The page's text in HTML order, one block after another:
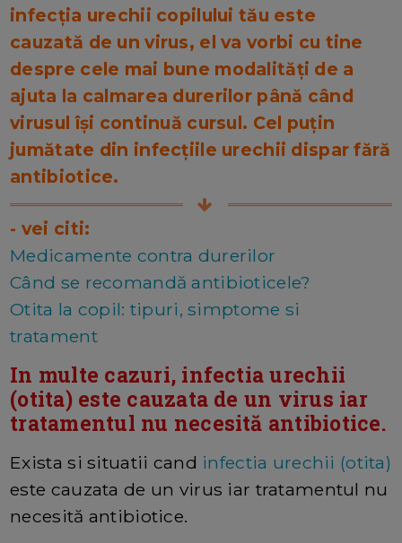
infecția urechii copilului tău este
cauzată de un virus, el va vorbi cu tine
despre cele mai bune modalități de a
ajuta la calmarea durerilor până când
virusul își continuă cursul. Cel puțin
jumătate din infecțiile urechii dispar fără
antibiotice.
- vei citi:
Medicamente contra durerilor
Când se recomandă antibioticele?
Otita la copil: tipuri, simptome si
tratament
In multe cazuri, infectia urechii
(otita) este cauzata de un virus iar
tratamentul nu necesită antibiotice.
Exista si situatii cand infectia urechii (otita)
este cauzata de un virus iar tratamentul nu
necesită antibiotice.